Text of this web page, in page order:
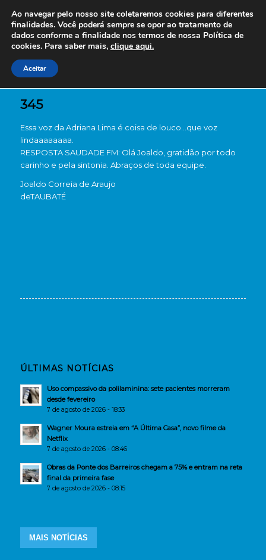
345
Essa voz da Adriana Lima é coisa de louco…que voz
lindaaaaaaaa.
RESPOSTA SAUDADE FM: Olá Joaldo, gratidão por todo
carinho e pela sintonia. Abraços de toda equipe.
Joaldo Correia de Araujo
deTAUBATÉ
ÚLTIMAS NOTÍCIAS
Uso compassivo da polilaminina: sete pacientes morreram
desde fevereiro
7 de agosto de 2026 - 18:33
Wagner Moura estreia em “A Última Casa”, novo filme da
Netflix
7 de agosto de 2026 - 08:46
Obras da Ponte dos Barreiros chegam a 75% e entram na reta
final da primeira fase
7 de agosto de 2026 - 08:15
MAIS NOTÍCIAS
Ao navegar pelo nosso site coletaremos cookies para diferentes
finalidades. Você poderá sempre se opor ao tratamento de
dados conforme a finalidade nos termos de nossa Política de
cookies. Para saber mais, clique aqui.
Aceitar